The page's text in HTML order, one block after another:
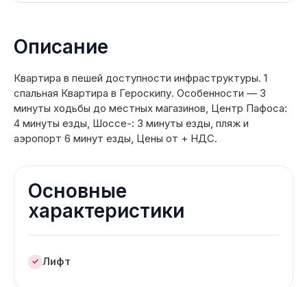
Описание
Квартира в пешей доступности инфраструктуры. 1
спальная Квартира в Героскипу. Особенности — 3
минуты ходьбы до местных магазинов, Центр Пафоса:
4 минуты езды, Шоссе-: 3 минуты езды, пляж и
аэропорт 6 минут езды, Цены от + НДС.
Основные
характеристики
Лифт